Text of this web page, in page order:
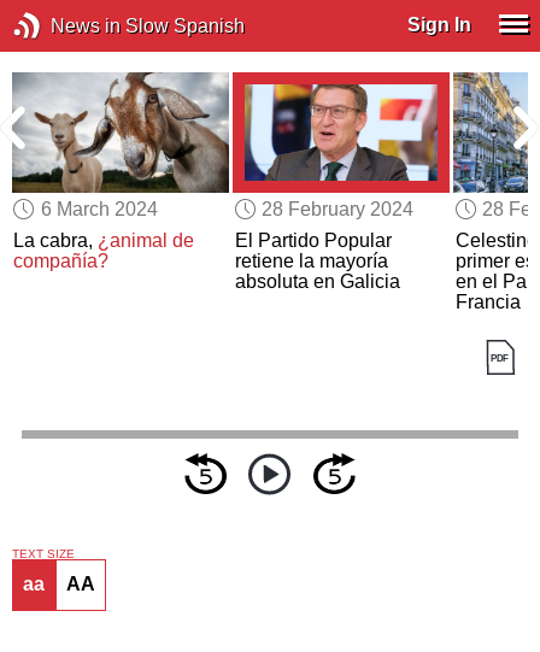
News in Slow Spanish Sign In
6 March 2024
La cabra, ¿animal de
compañía?
28 February 2024
El Partido Popular
retiene la mayoría
absoluta en Galicia
28
primer
en el
Francia
TEXT SIZE
aa AA